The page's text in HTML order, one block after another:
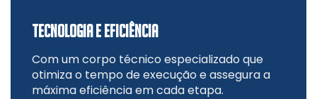
TECNOLOGIA E EFICIÊNCIA
Com um corpo técnico especializado que
otimiza o tempo de execução e assegura a
máxima eficiência em cada etapa.